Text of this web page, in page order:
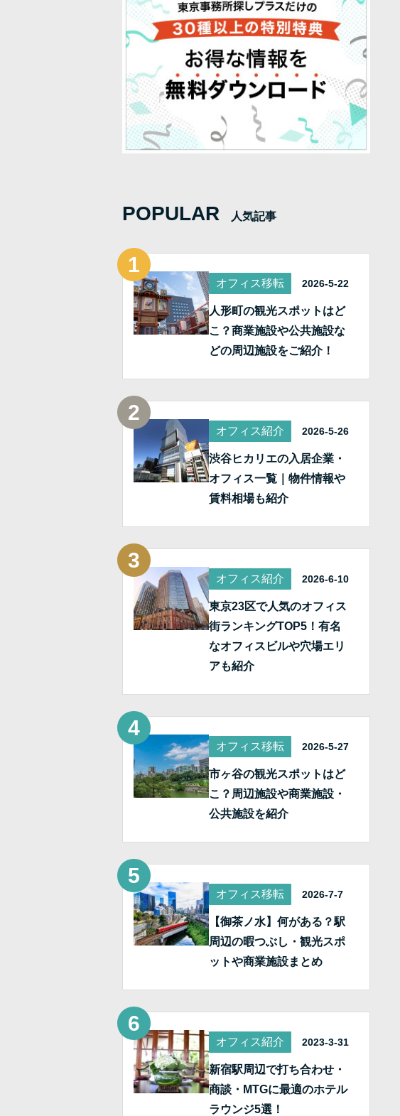
POPULAR 人気記事
オフィス移転 2026-5-22
人形町の観光スポットはど
こ？商業施設や公共施設な
どの周辺施設をご紹介！
オフィス紹介 2026-5-26
渋谷ヒカリエの入居企業・
オフィス一覧｜物件情報や
賃料相場も紹介
オフィス紹介 2026-6-10
東京23区で人気のオフィス
街ランキングTOP5！有名
なオフィスビルや穴場エリ
アも紹介
オフィス移転 2026-5-27
市ヶ谷の観光スポットはど
こ？周辺施設や商業施設・
公共施設を紹介
オフィス移転 2026-7-7
【御茶ノ水】何がある？駅
周辺の暇つぶし・観光スポ
ットや商業施設まとめ
オフィス紹介 2023-3-31
新宿駅周辺で打ち合わせ・
商談・MTGに最適のホテル
ラウンジ5選！